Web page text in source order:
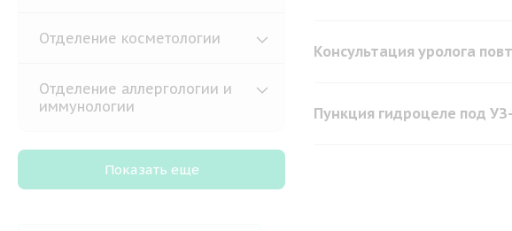
Отделение косметологии
Отделение аллергологии и
иммунологии
Показать еще
Консультация уролога
Пункция гидроцеле под